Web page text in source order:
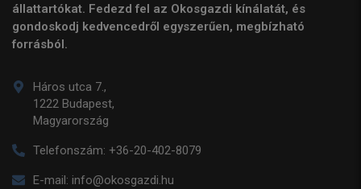
állattartókat. Fedezd fel az Okosgazdi kínálatát, és
gondoskodj kedvencedről egyszerűen, megbízható
forrásból.
Háros utca 7.,
1222 Budapest,
Magyarország
Telefonszám: +36-20-402-8079
E-mail: info@okosgazdi.hu